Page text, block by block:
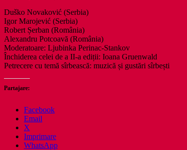
Duško Novaković (Serbia)
Igor Marojević (Serbia)
Robert Șerban (România)
Alexandru Potcoavă (România)
Moderatoare: Ljubinka Perinac-Stankov
Închiderea celei de a II-a ediții: Ioana Gruenwald
Petrecere cu temă sîrbească: muzică și gustări sîrbești
Partajare:
Facebook
Email
X
Imprimare
WhatsApp